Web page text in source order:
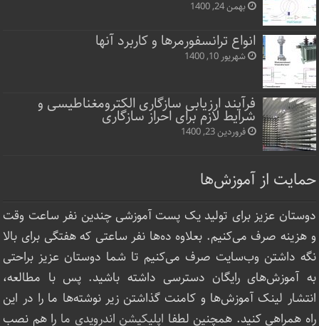
بهمن 24, 1400
انواع ترانسفورمرها و کاربرد آنها
شهریور 10, 1400
فرآیند ارزیابی سازگاری الکترومغناطیسی و
شرایط لازم برای احراز سازگاری
فروردین 23, 1400
حمایت از آموزش‌ها
دوستان عزیز برای تولید یک پست آموزشی چندین نفر ساعت‌ وقت
و هزینه صرف می‌کنیم. بعلاوه ده‌ها نفر ساعتی که هفتگی برای بالا
نگه داشتن وب‌سایت صرف ‌می‌کنیم تا شما دوستان عزیز براحتی
به آموزش‌های رایگان دسترسی داشته باشید. پس با مطالعه،
انتشار لینک‌ آموزش‌ها و کامنت گذاشتن زیر نوشته‌‌ها ما را در این
راه همراهی کنید. همچنین لطفا اپلیکیشن اندرویدی ما را هم نصب